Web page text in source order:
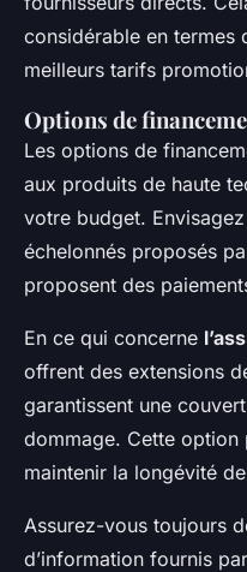
considérable en termes
meilleurs tarifs
Options de
Les options de
aux produits de haute
votre budget.
échelonnés proposés
proposent des
En ce qui concerne
offrent des extensions
garantissent une
dommage. Cette option
maintenir la longévité
Assurez-vous toujours
d’information fournis